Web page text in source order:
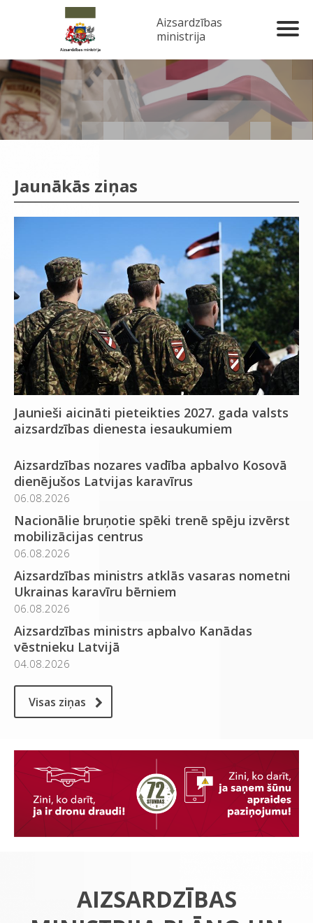
Aizsardzības
ministrija
Jaunākās ziņas
Jaunieši aicināti pieteikties 2027. gada valsts
aizsardzības dienesta iesaukumiem
Aizsardzības nozares vadība apbalvo Kosovā
dienējušos Latvijas karavīrus
06.08.2026
Nacionālie bruņotie spēki trenē spēju izvērst
mobilizācijas centrus
06.08.2026
Aizsardzības ministrs atklās vasaras nometni
Ukrainas karavīru bērniem
06.08.2026
Aizsardzības ministrs apbalvo Kanādas
vēstnieku Latvijā
04.08.2026
Visas ziņas
AIZSARDZĪBAS